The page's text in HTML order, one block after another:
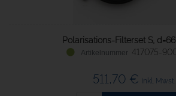
Polarisations-Filterset S,
417075-
511,70 € inkl. Mwst.